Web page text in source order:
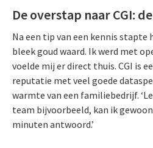
De overstap naar CGI:
Na een tip van een kennis stapte
bleek goud waard. Ik werd met
voelde mij er direct thuis. CGI is
reputatie met veel goede
warmte van een familiebedrijf.
team bijvoorbeeld, kan ik
minuten antwoord.’